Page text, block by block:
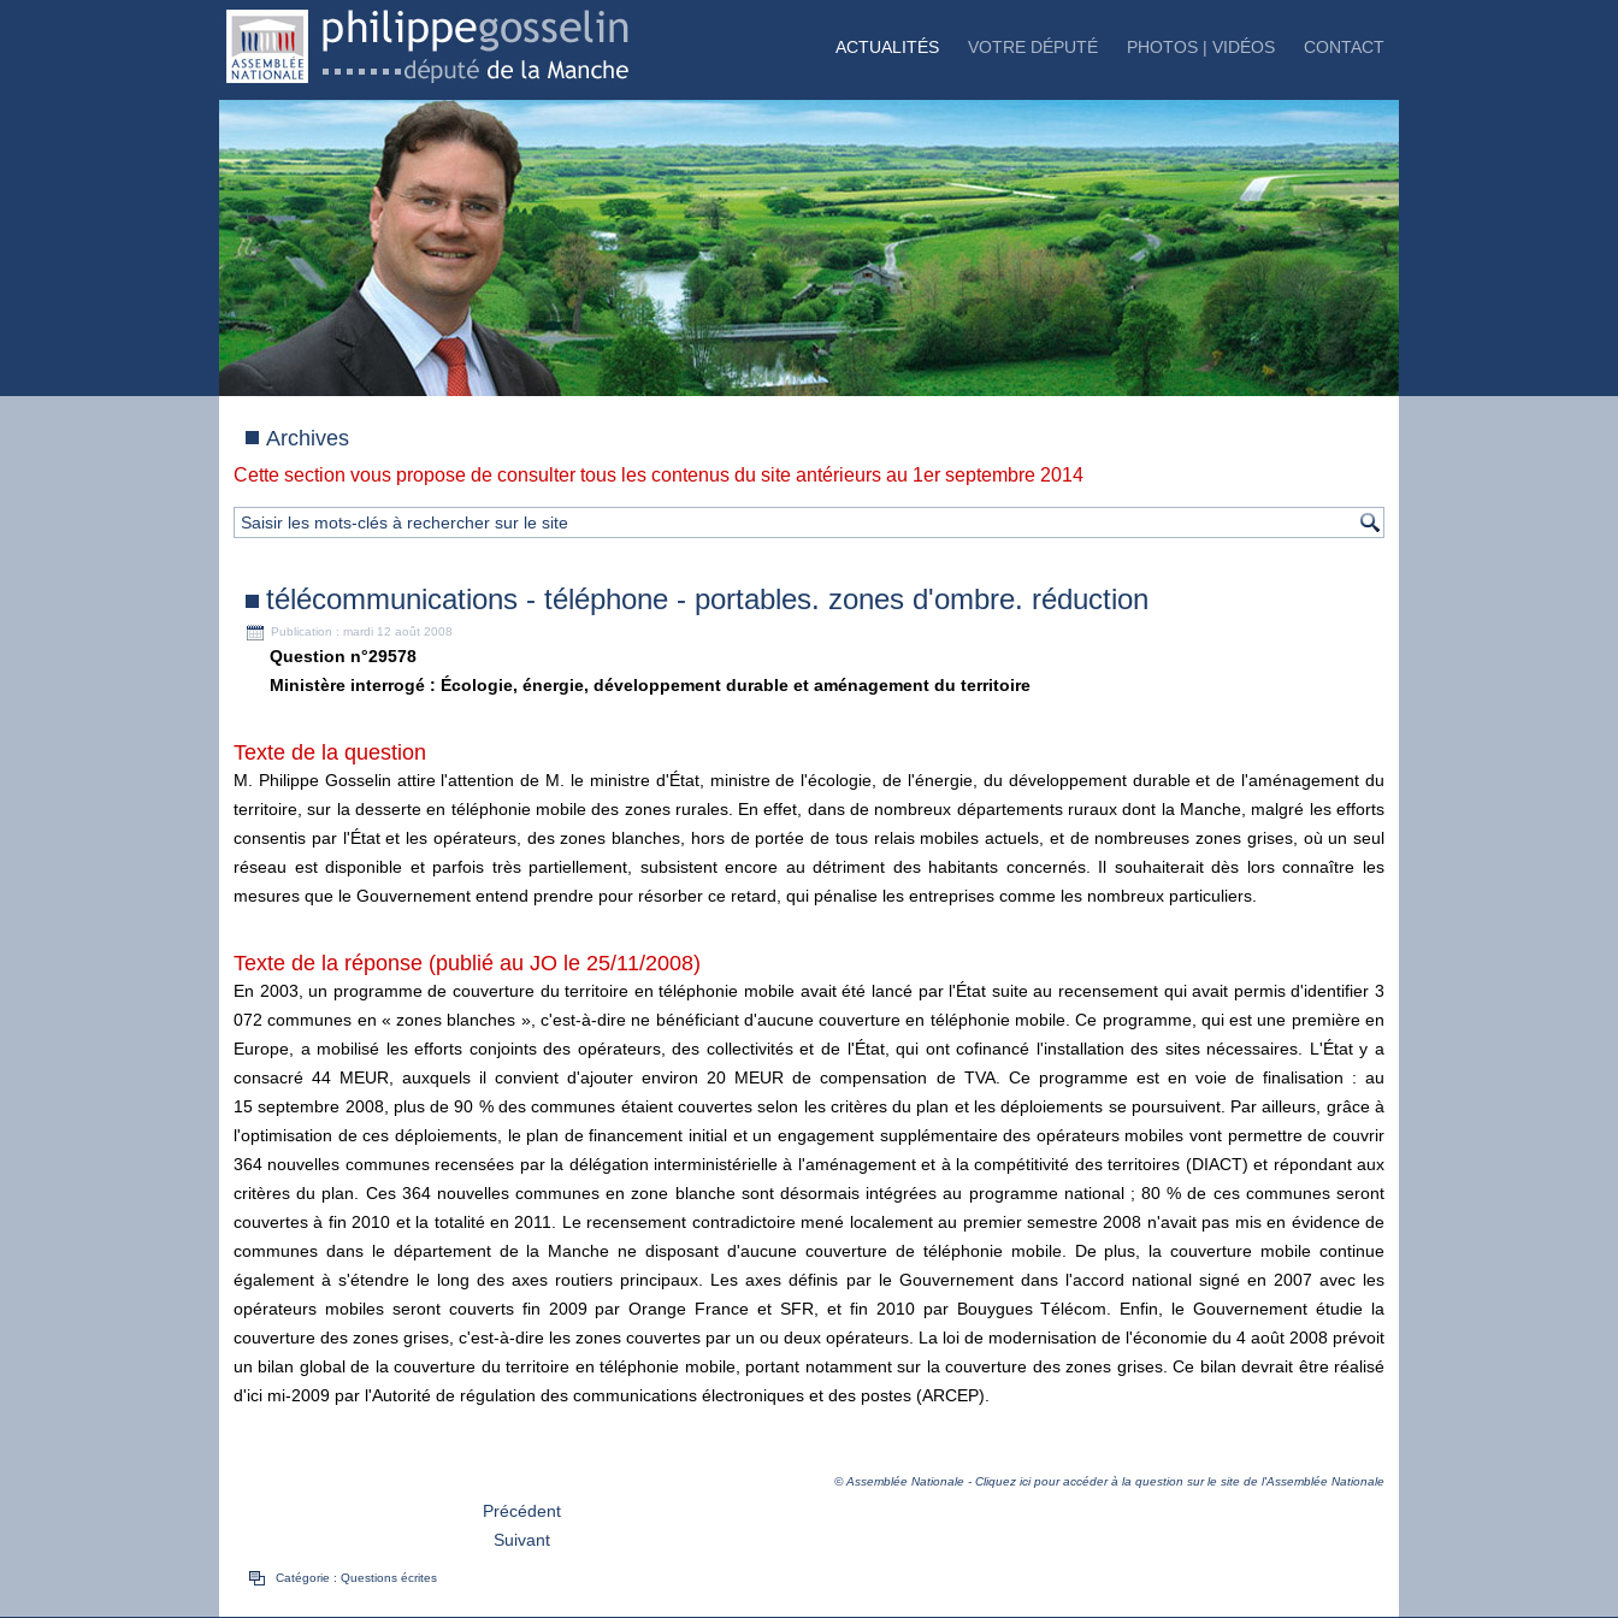
ACTUALITÉS VOTRE DÉPUTÉ PHOTOS | VIDÉOS CONTACT
Archives
Cette section vous propose de consulter tous les contenus du site antérieurs au 1er septembre 2014
télécommunications - téléphone - portables. zones d'ombre. réduction
Publication : mardi 12 août 2008
Question n°29578
Ministère interrogé : Écologie, énergie, développement durable et aménagement du territoire
Texte de la question
M. Philippe Gosselin attire l'attention de M. le ministre d'État, ministre de l'écologie, de l'énergie, du développement durable et de l'aménagement du
territoire, sur la desserte en téléphonie mobile des zones rurales. En effet, dans de nombreux départements ruraux dont la Manche, malgré les efforts
consentis par l'État et les opérateurs, des zones blanches, hors de portée de tous relais mobiles actuels, et de nombreuses zones grises, où un seul
réseau est disponible et parfois très partiellement, subsistent encore au détriment des habitants concernés. Il souhaiterait dès lors connaître les
mesures que le Gouvernement entend prendre pour résorber ce retard, qui pénalise les entreprises comme les nombreux particuliers.
Texte de la réponse (publié au JO le 25/11/2008)
En 2003, un programme de couverture du territoire en téléphonie mobile avait été lancé par l'État suite au recensement qui avait permis d'identifier 3
072 communes en « zones blanches », c'est-à-dire ne bénéficiant d'aucune couverture en téléphonie mobile. Ce programme, qui est une première en
Europe, a mobilisé les efforts conjoints des opérateurs, des collectivités et de l'État, qui ont cofinancé l'installation des sites nécessaires. L'État y a
consacré 44 MEUR, auxquels il convient d'ajouter environ 20 MEUR de compensation de TVA. Ce programme est en voie de finalisation : au
15 septembre 2008, plus de 90 % des communes étaient couvertes selon les critères du plan et les déploiements se poursuivent. Par ailleurs, grâce à
l'optimisation de ces déploiements, le plan de financement initial et un engagement supplémentaire des opérateurs mobiles vont permettre de couvrir
364 nouvelles communes recensées par la délégation interministérielle à l'aménagement et à la compétitivité des territoires (DIACT) et répondant aux
critères du plan. Ces 364 nouvelles communes en zone blanche sont désormais intégrées au programme national ; 80 % de ces communes seront
couvertes à fin 2010 et la totalité en 2011. Le recensement contradictoire mené localement au premier semestre 2008 n'avait pas mis en évidence de
communes dans le département de la Manche ne disposant d'aucune couverture de téléphonie mobile. De plus, la couverture mobile continue
également à s'étendre le long des axes routiers principaux. Les axes définis par le Gouvernement dans l'accord national signé en 2007 avec les
opérateurs mobiles seront couverts fin 2009 par Orange France et SFR, et fin 2010 par Bouygues Télécom. Enfin, le Gouvernement étudie la
couverture des zones grises, c'est-à-dire les zones couvertes par un ou deux opérateurs. La loi de modernisation de l'économie du 4 août 2008 prévoit
un bilan global de la couverture du territoire en téléphonie mobile, portant notamment sur la couverture des zones grises. Ce bilan devrait être réalisé
d'ici mi-2009 par l'Autorité de régulation des communications électroniques et des postes (ARCEP).
© Assemblée Nationale - Cliquez ici pour accéder à la question sur le site de l'Assemblée Nationale
Précédent
Suivant
Catégorie : Questions écrites